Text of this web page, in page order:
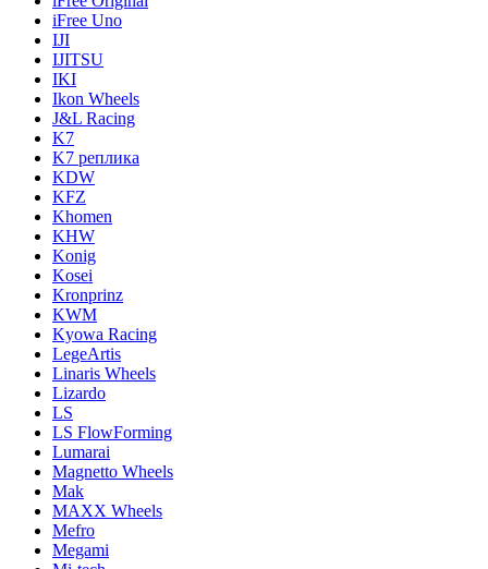
iFree Uno
IJI
IJITSU
IKI
Ikon Wheels
J&L Racing
K7
K7 реплика
KDW
KFZ
Khomen
KHW
Konig
Kosei
Kronprinz
KWM
Kyowa Racing
LegeArtis
Linaris Wheels
Lizardo
LS
LS FlowForming
Lumarai
Magnetto Wheels
Mak
MAXX Wheels
Mefro
Megami